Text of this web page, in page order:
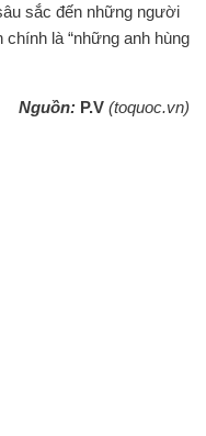
sắc đến những người
là “những anh hùng
Nguồn: P.V (toquoc.vn)